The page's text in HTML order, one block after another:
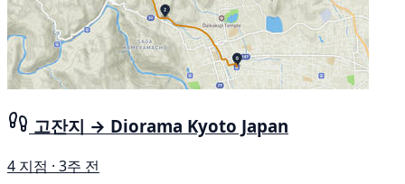
고잔지 → Diorama Kyoto Japan
4 지점 · 3주 전